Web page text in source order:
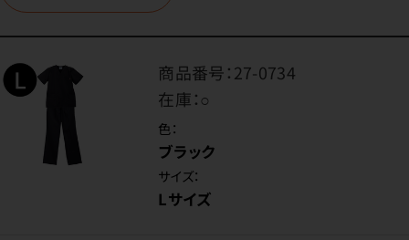
商品番号：27-0734
在庫：○
色：
ブラック
サイズ：
Lサイズ